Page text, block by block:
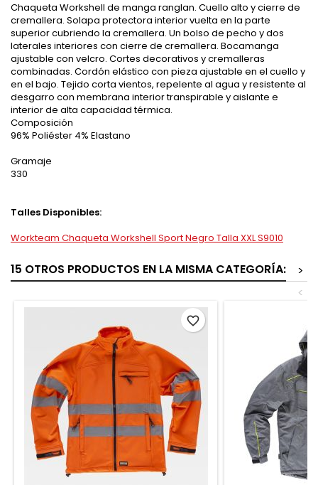
Chaqueta Workshell de manga ranglan. Cuello alto y cierre de
cremallera. Solapa protectora interior vuelta en la parte
superior cubriendo la cremallera. Un bolso de pecho y dos
laterales interiores con cierre de cremallera. Bocamanga
ajustable con velcro. Cortes decorativos y cremalleras
combinadas. Cordón elástico con pieza ajustable en el cuello y
en el bajo. Tejido corta vientos, repelente al agua y resistente al
desgarro con membrana interior transpirable y aislante e
interior de alta capacidad térmica.
Composición
96% Poliéster 4% Elastano
Gramaje
330
Talles Disponibles:
Workteam Chaqueta Workshell Sport Negro Talla XXL S9010
15 OTROS PRODUCTOS EN LA MISMA CATEGORÍA:
>
<
favorite_border